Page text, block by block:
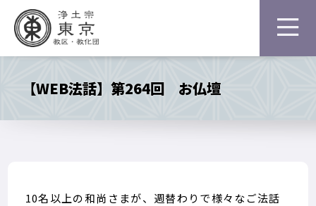
【WEB法話】第264回 お仏壇
10名以上の和尚さまが、週替わりで様々なご法話